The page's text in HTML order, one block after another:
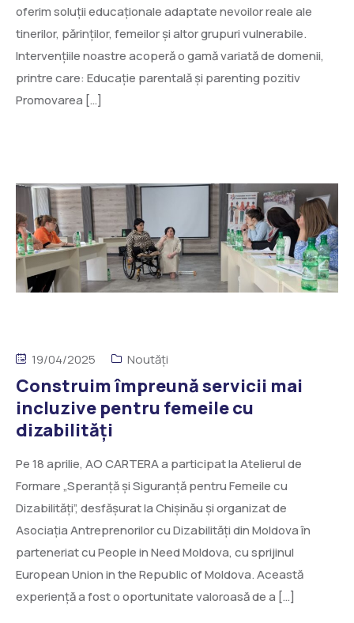
oferim soluții educaționale adaptate nevoilor reale ale
tinerilor, părinților, femeilor și altor grupuri vulnerabile.
Intervențiile noastre acoperă o gamă variată de domenii,
printre care: Educație parentală și parenting pozitiv
Promovarea […]
19/04/2025 Noutăți
Construim împreună servicii mai
incluzive pentru femeile cu
dizabilități
Pe 18 aprilie, AO CARTERA a participat la Atelierul de
Formare „Speranță și Siguranță pentru Femeile cu
Dizabilități”, desfășurat la Chișinău și organizat de
Asociația Antreprenorilor cu Dizabilități din Moldova în
parteneriat cu People in Need Moldova, cu sprijinul
European Union in the Republic of Moldova. Această
experiență a fost o oportunitate valoroasă de a […]